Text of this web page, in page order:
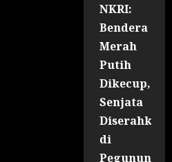
NKRI:
Bendera
Merah
Putih
Dikecup,
Senjata
Diserahkan
di